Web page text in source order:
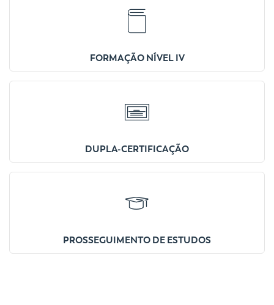
FORMAÇÃO NÍVEL IV
DUPLA-CERTIFICAÇÃO
PROSSEGUIMENTO DE ESTUDOS